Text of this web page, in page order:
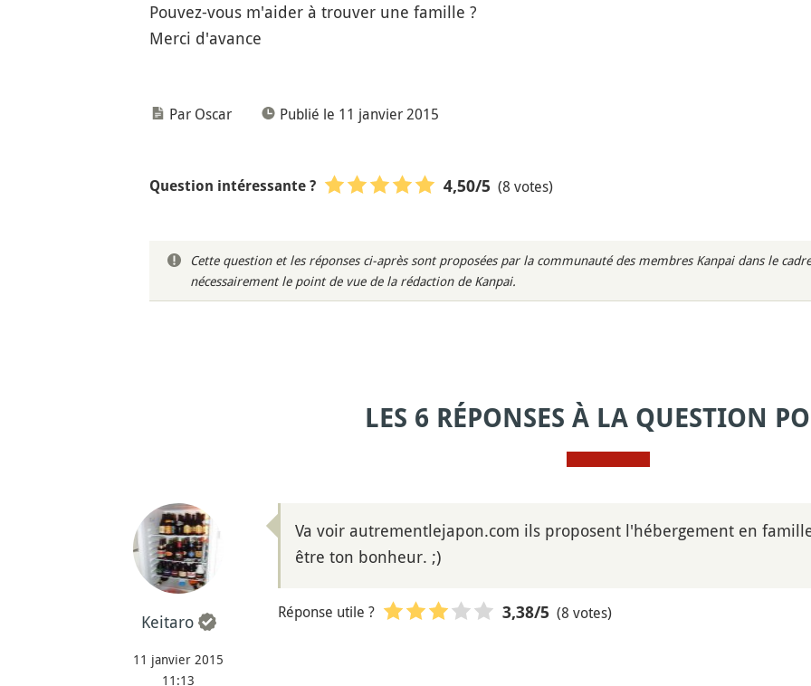
Pouvez-vous m'aider à trouver une famille ?
Merci d'avance
Par Oscar Publié le 11 janvier 2015
Question intéressante ? 4,50/5 (8 votes)
Cette question et les réponses ci-après sont proposées par la communauté des membres Kanpai dans le
nécessairement le point de vue de la rédaction de Kanpai.
LES 6 RÉPONSES À LA QUESTION
Keitaro
11 janvier 2015
11:13
Va voir autrementlejapon.com ils proposent l'hébergement en
être ton bonheur. ;)
Réponse utile ? 3,38/5 (8 votes)